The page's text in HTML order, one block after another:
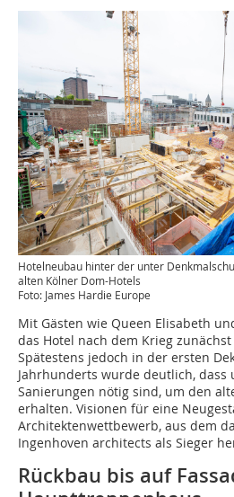
Hotelneubau hinter der unter
alten Kölner Dom-Hotels
Foto: James Hardie Europe
Mit Gästen wie Queen Elisabeth
das Hotel nach dem Krieg
Spätestens jedoch in der ersten
Jahrhunderts wurde deutlich, dass
Sanierungen nötig sind, um den
erhalten. Visionen für eine
Architektenwettbewerb, aus dem
Ingenhoven architects als Sieger
Rückbau bis auf